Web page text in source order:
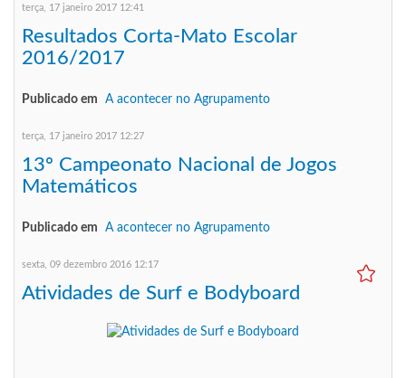
terça, 17 janeiro 2017 12:41
Resultados Corta-Mato Escolar
2016/2017
Publicado em A acontecer no Agrupamento
terça, 17 janeiro 2017 12:27
13º Campeonato Nacional de Jogos
Matemáticos
Publicado em A acontecer no Agrupamento
sexta, 09 dezembro 2016 12:17
Atividades de Surf e Bodyboard